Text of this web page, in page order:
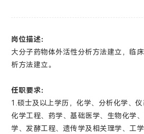
岗位描述：
大分子药物体外活性分析方法建立，临
析方法建立。
任职要求：
1.硕士及以上学历，化学、分析化学、仪
化学工程、药学、基础医学、生物化学
学、发酵工程、遗传学及相关理学、工